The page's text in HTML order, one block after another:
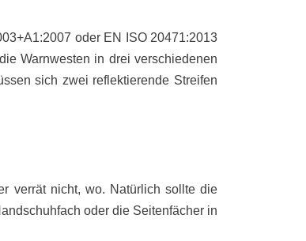
oder EN ISO 20471:2013
Warnwesten in drei verschiedenen
sich zwei reflektierende Streifen
verrät nicht, wo. Natürlich sollte die
oder die Seitenfächer in